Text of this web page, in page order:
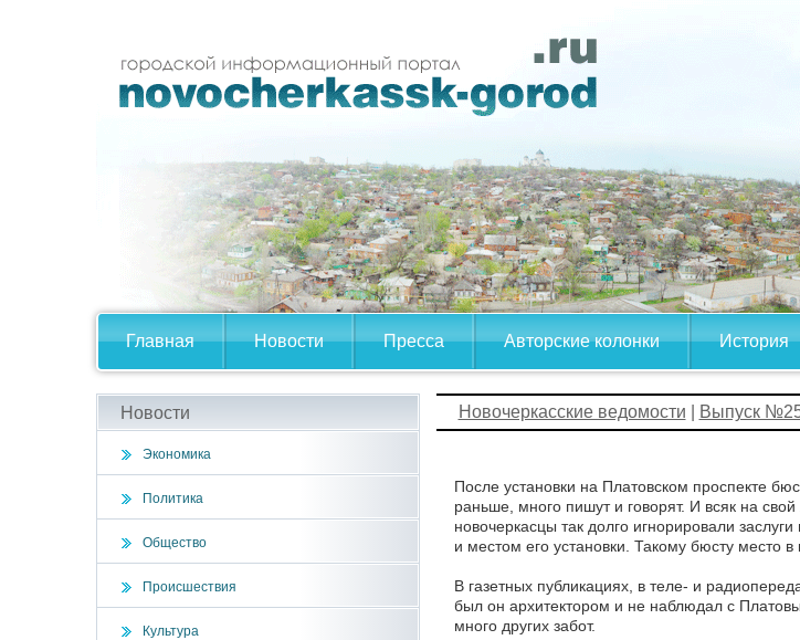
Главная Новости Пресса Авторские колонки История
Новости
Экономика
Политика
Общество
Происшествия
Культура
Новочеркасские ведомости Выпуск
После установки на Платовском проспекте
раньше, много пишут и говорят. И всяк на
новочеркасцы так долго игнорировали
и местом его установки. Такому бюсту место в
В газетных публикациях, в теле- и
был он архитектором и не наблюдал с
много других забот.